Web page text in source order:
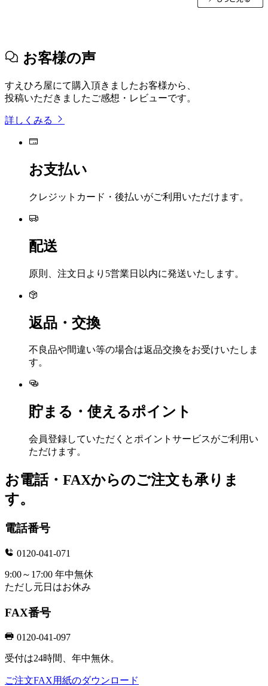
お客様の声
すえひろ屋にて購入頂きましたお客様から、
投稿いただきましたご感想・レビューです。
詳しくみる
お支払い
クレジットカード・後払いがご利用いただけます。
配送
原則、注文日より5営業日以内に発送いたします。
返品・交換
不良品や間違い等の場合は返品交換をお受けいたしま
す。
貯まる・使えるポイント
会員登録していただくとポイントサービスがご利用い
ただけます。
お電話・FAXからのご注文も承りま
す。
電話番号
0120-041-071
9:00～17:00 年中無休
ただし元日はお休み
FAX番号
0120-041-097
受付は24時間、年中無休。
ご注文FAX用紙のダウンロード